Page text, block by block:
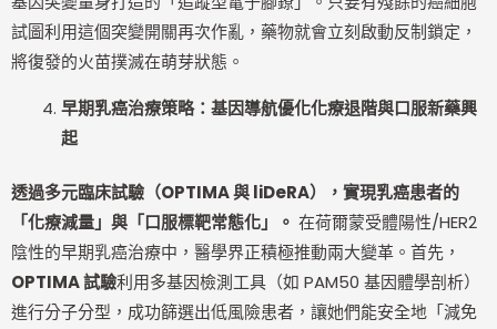
試圖利用這個突變開關再次作亂，藥物就會立刻啟動反制鎖定，
將復發的火苗撲滅在萌芽狀態。
早期乳癌治療策略：基因導航優化化療退階與口服新藥興
起
透過多元臨床試驗（OPTIMA 與 liDeRA），實現乳癌患者的
「化療減量」與「口服標靶常態化」。 在荷爾蒙受體陽性/HER2
陰性的早期乳癌治療中，醫學界正積極推動兩大變革。首先，
OPTIMA 試驗利用多基因檢測工具（如 PAM50 基因體學剖析）
進行分子分型，成功篩選出低風險患者，讓她們能安全地「減免